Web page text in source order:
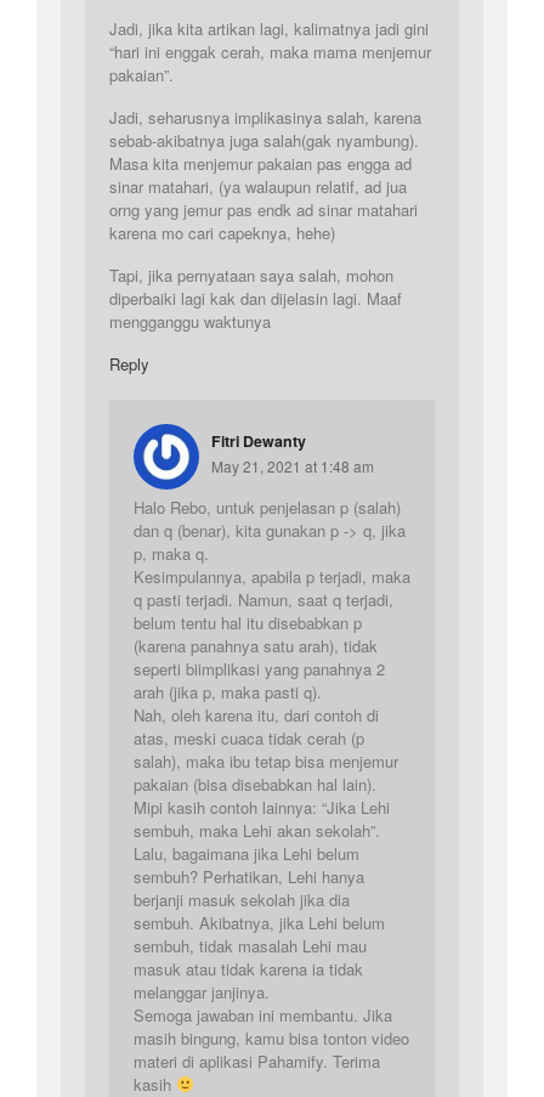
Jadi, jika kita artikan lagi, kalimatnya jadi gini
“hari ini enggak cerah, maka mama menjemur
pakaian”.
Jadi, seharusnya implikasinya salah, karena
sebab-akibatnya juga salah(gak nyambung).
Masa kita menjemur pakaian pas engga ad
sinar matahari, (ya walaupun relatif, ad jua
orng yang jemur pas endk ad sinar matahari
karena mo cari capeknya, hehe)
Tapi, jika pernyataan saya salah, mohon
diperbaiki lagi kak dan dijelasin lagi. Maaf
mengganggu waktunya
Reply
Fitri Dewanty
May 21, 2021 at 1:48 am
Halo Rebo, untuk penjelasan p (salah)
dan q (benar), kita gunakan p -> q, jika
p, maka q.
Kesimpulannya, apabila p terjadi, maka
q pasti terjadi. Namun, saat q terjadi,
belum tentu hal itu disebabkan p
(karena panahnya satu arah), tidak
seperti biimplikasi yang panahnya 2
arah (jika p, maka pasti q).
Nah, oleh karena itu, dari contoh di
atas, meski cuaca tidak cerah (p
salah), maka ibu tetap bisa menjemur
pakaian (bisa disebabkan hal lain).
Mipi kasih contoh lainnya: “Jika Lehi
sembuh, maka Lehi akan sekolah”.
Lalu, bagaimana jika Lehi belum
sembuh? Perhatikan, Lehi hanya
berjanji masuk sekolah jika dia
sembuh. Akibatnya, jika Lehi belum
sembuh, tidak masalah Lehi mau
masuk atau tidak karena ia tidak
melanggar janjinya.
Semoga jawaban ini membantu. Jika
masih bingung, kamu bisa tonton video
materi di aplikasi Pahamify. Terima
kasih